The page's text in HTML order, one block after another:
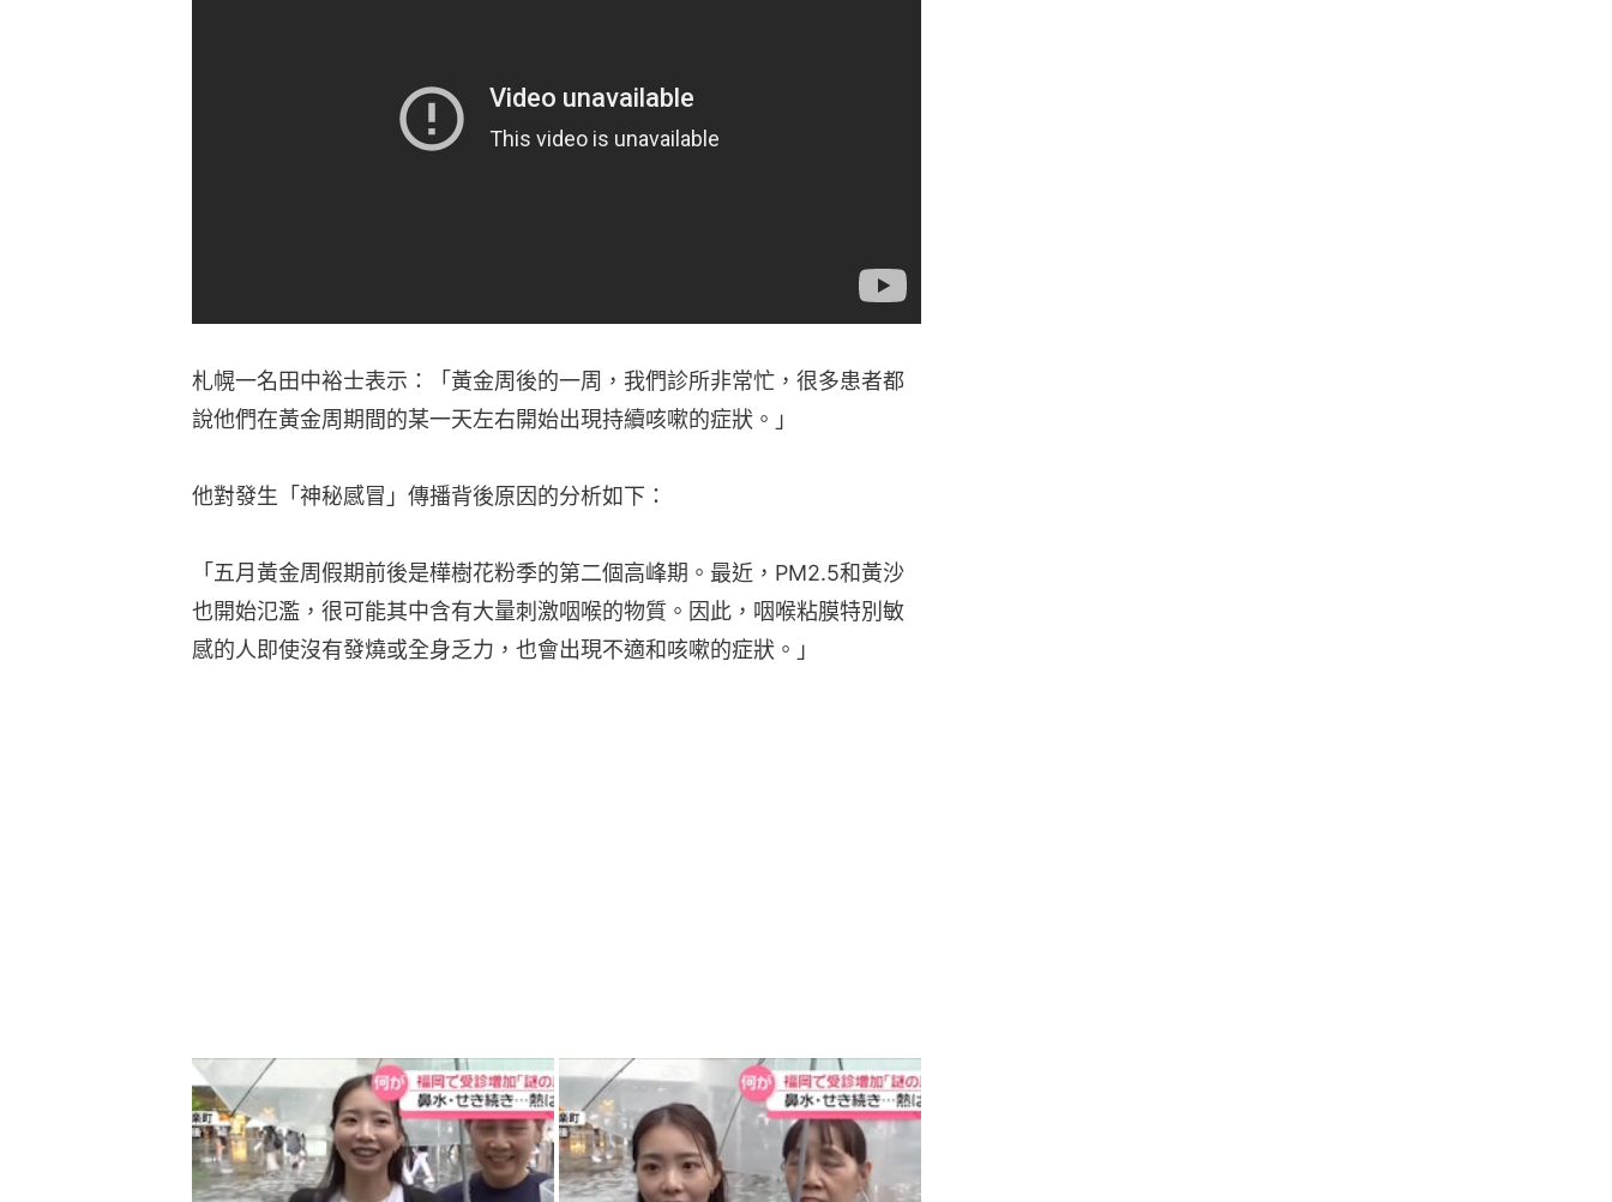
札幌一名田中裕士表示：「黃金周後的一周，我們診所非常忙，很多患者都
說他們在黃金周期間的某一天左右開始出現持續咳嗽的症狀。」
他對發生「神秘感冒」傳播背後原因的分析如下：
「五月黃金周假期前後是樺樹花粉季的第二個高峰期。最近，PM2.5和黃沙
也開始氾濫，很可能其中含有大量刺激咽喉的物質。因此，咽喉粘膜特別敏
感的人即使沒有發燒或全身乏力，也會出現不適和咳嗽的症狀。」